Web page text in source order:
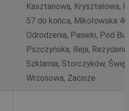
Kasztanowa, Kryształowa,
57 do końca, Mikołowska
Odrodzenia, Pasieki, Pod
Pszczyńska, Reja,
Szklarnia, Storczyków,
Wrzosowa, Zacisze